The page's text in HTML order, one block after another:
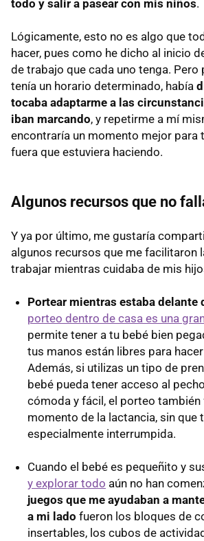
todo y salir a pasear con mis niños.
Lógicamente, esto no es algo que
hacer, pues como he dicho al inicio
de trabajo que cada uno tenga. Pero
tenía un horario determinado, había
tocaba adaptarme a las
iban marcando, y repetirme a mí
encontraría un momento mejor para
fuera que estuviera haciendo.
Algunos recursos que no
Y ya por último, me gustaría
algunos recursos que me facilitaron
trabajar mientras cuidaba de mis
Portear mientras estaba delante
porteo dentro de casa es una
permite tener a tu bebé bien
tus manos están libres para
Además, si utilizas un tipo de
bebé pueda tener acceso al
cómoda y fácil, el porteo también
momento de la lactancia, sin que
especialmente interrumpida.
Cuando el bebé es pequeñito y
y explorar todo aún no han
juegos que me ayudaban a
a mi lado fueron los bloques de
insertables, los cubos de